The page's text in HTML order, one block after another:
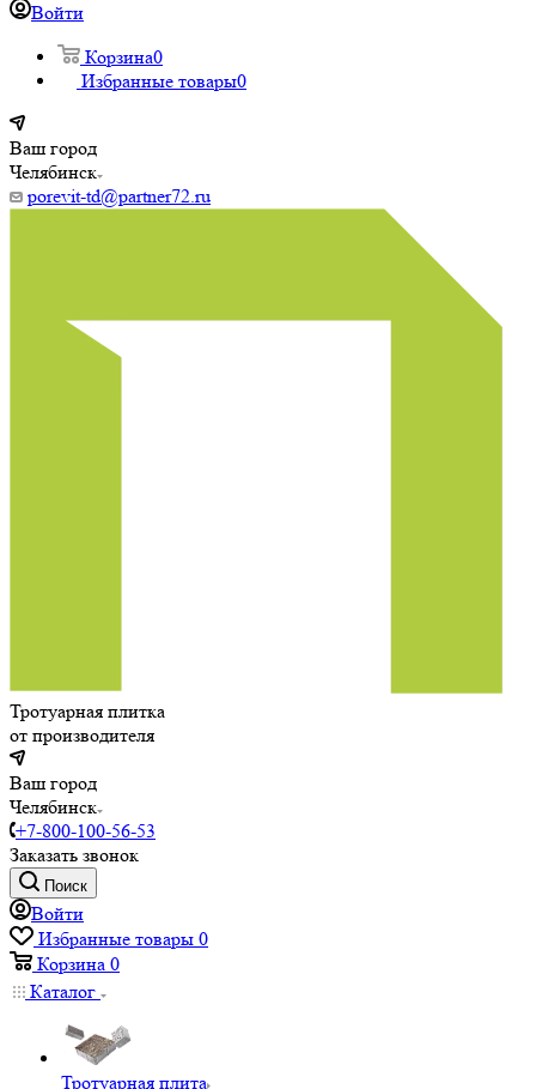
Войти
Корзина0
Избранные товары0
Ваш город
Челябинск
porevit-td@partner72.ru
Тротуарная плитка
от производителя
Ваш город
Челябинск
+7-800-100-56-53
Заказать звонок
Поиск
Войти
Избранные товары 0
Корзина 0
Каталог
Тротуарная плита